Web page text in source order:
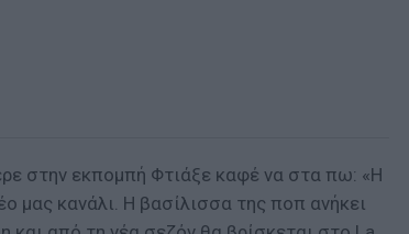
στην εκπομπή Φτιάξε καφέ να στα πω: «Η
μας κανάλι. Η βασίλισσα της ποπ ανήκει